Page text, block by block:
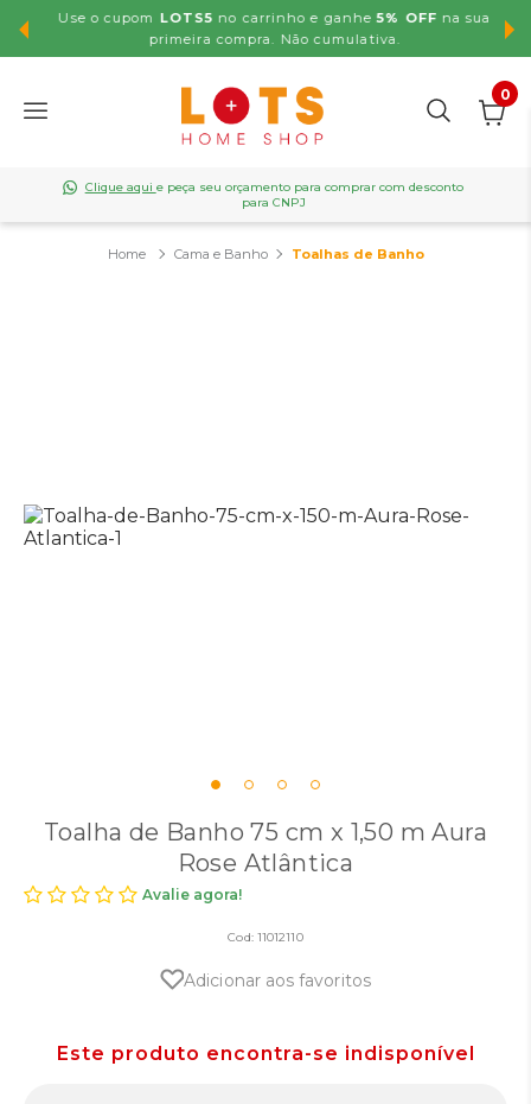
Use o cupomLOTS5no carrinho e ganhe5% OFFna sua
primeira compra. Não cumulativa.
0
Clique aqui e peça seu orçamento para comprar com desconto
para CNPJ
Cama e Banho Toalhas de Banho
Toalha de Banho 75 cm x 1,50 m Aura
Rose Atlântica
Avalie agora!
Cod: 11012110
Adicionar aos favoritos